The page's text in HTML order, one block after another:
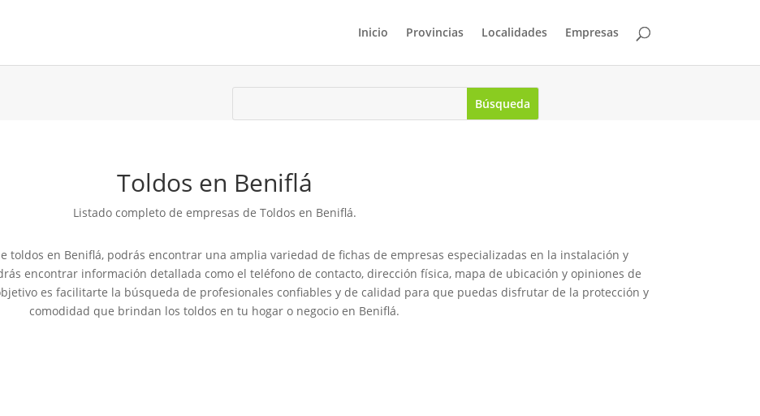
Inicio Provincias Localidades Empresas
Toldos en Beniflá
Listado completo de empresas de Toldos en Beniflá.
toldos en Beniflá, podrás encontrar una amplia variedad de fichas de empresas especializadas en la instalación y
encontrar información detallada como el teléfono de contacto, dirección física, mapa de ubicación y opiniones de
es facilitarte la búsqueda de profesionales confiables y de calidad para que puedas disfrutar de la protección y
comodidad que brindan los toldos en tu hogar o negocio en Beniflá.